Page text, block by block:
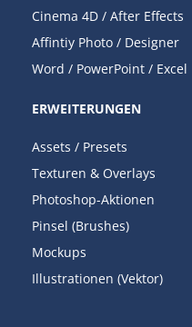
Cinema 4D / After Effects
Affintiy Photo / Designer
Word / PowerPoint / Excel
ERWEITERUNGEN
Assets / Presets
Texturen & Overlays
Photoshop-Aktionen
Pinsel (Brushes)
Mockups
Illustrationen (Vektor)